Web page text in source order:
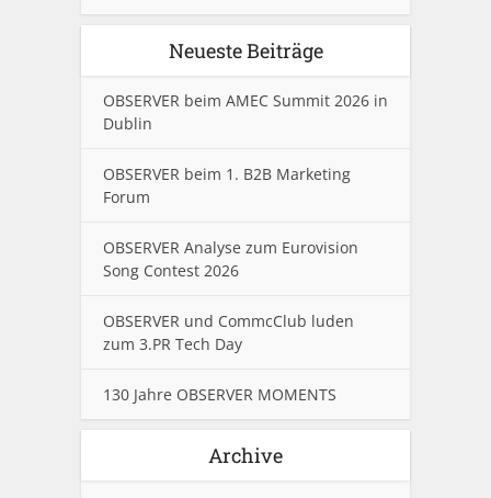
Neueste Beiträge
OBSERVER beim AMEC Summit 2026 in
Dublin
OBSERVER beim 1. B2B Marketing
Forum
OBSERVER Analyse zum Eurovision
Song Contest 2026
OBSERVER und CommcClub luden
zum 3.PR Tech Day
130 Jahre OBSERVER MOMENTS
Archive